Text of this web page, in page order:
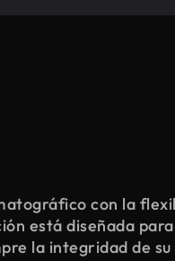
con la
está diseñada para
la integridad de